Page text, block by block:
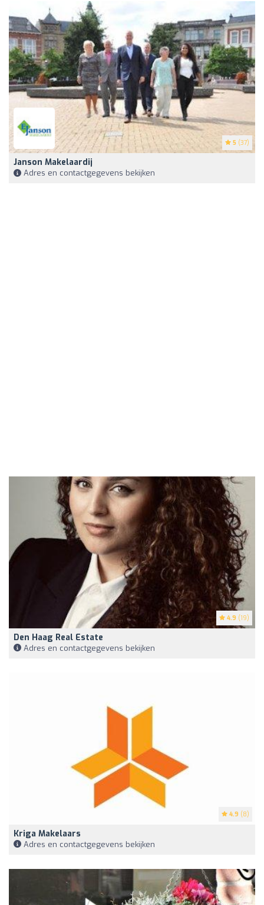
5 (37)
Janson Makelaardij
Adres en contactgegevens bekijken
4.9 (19)
Den Haag Real Estate
Adres en contactgegevens bekijken
4.9 (8)
Kriga Makelaars
Adres en contactgegevens bekijken